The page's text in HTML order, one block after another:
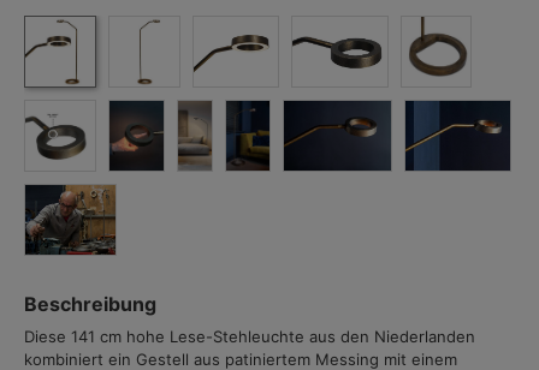
Beschreibung
Diese 141 cm hohe Lese-Stehleuchte aus den Niederlanden
kombiniert ein Gestell aus patiniertem Messing mit einem